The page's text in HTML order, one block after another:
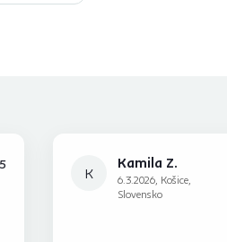
5hviezdičiek
K
Kamila Z.
6.3.2026, Košice,
Slovensko